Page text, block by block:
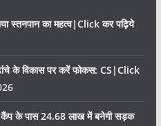
स्तनपान का महत्व|Click कर पढ़िये
के विकास पर करें फोकस: CS|Click
के पास 24.68 लाख में बनेगी सड़क